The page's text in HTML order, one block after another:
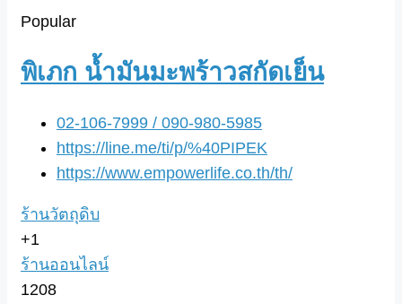
Popular
พิเภก น้ำมันมะพร้าวสกัดเย็น
02-106-7999 / 090-980-5985
https://line.me/ti/p/%40PIPEK
https://www.empowerlife.co.th/th/
ร้านวัตถุดิบ
+1
ร้านออนไลน์
1208